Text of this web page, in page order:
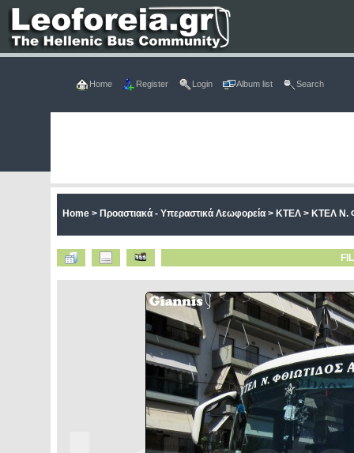
Home Register Login Album list Search
Home> Προαστιακά - Υπεραστικά Λεωφορεία> ΚΤΕΛ> ΚΤΕΛ Ν.